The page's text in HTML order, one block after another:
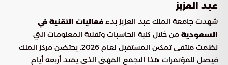
عبد العزيز
شهدت جامعة الملك عبد العزيز بدء فعاليات التقنية في
السعودية من خلال كلية الحاسبات وتقنية المعلومات التي
نظمت ملتقى تمكين المستقبل لعام 2026. يحتضن مركز الملك
فيصل للمؤتمرات هذا التجمع المهني الذي يمتد أربعة أيام